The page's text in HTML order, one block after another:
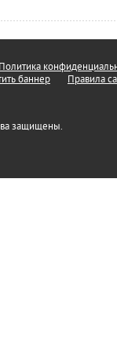
Политика
баннер Правила
защищены.